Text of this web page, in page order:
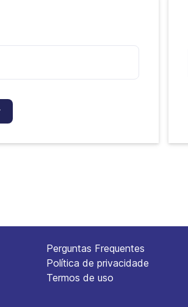
Perguntas Frequentes
Política de privacidade
Termos de uso